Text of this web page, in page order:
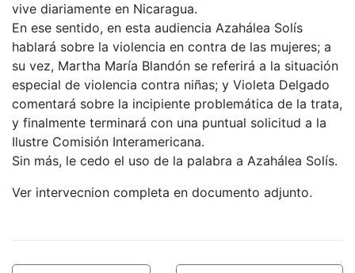
vive diariamente en Nicaragua.
En ese sentido, en esta audiencia Azahálea Solís
hablará sobre la violencia en contra de las mujeres; a
su vez, Martha María Blandón se referirá a la situación
especial de violencia contra niñas; y Violeta Delgado
comentará sobre la incipiente problemática de la trata,
y finalmente terminará con una puntual solicitud a la
Ilustre Comisión Interamericana.
Sin más, le cedo el uso de la palabra a Azahálea Solís.
Ver intervecnion completa en documento adjunto.